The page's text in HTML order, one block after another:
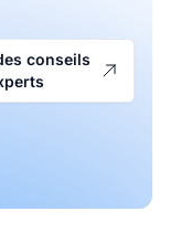
conseils